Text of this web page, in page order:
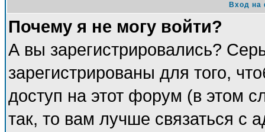
Вход на
Почему я не могу войти?
А вы зарегистрировались?
зарегистрированы для того,
доступ на этот форум (в этом
так, то вам лучше связаться с